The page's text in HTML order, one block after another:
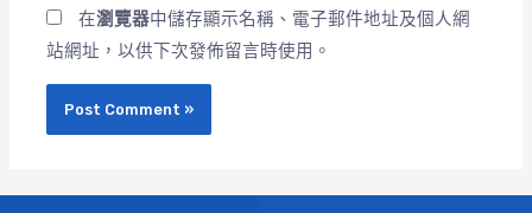
在瀏覽器中儲存顯示名稱、電子郵件地址及個人網
站網址，以供下次發佈留言時使用。